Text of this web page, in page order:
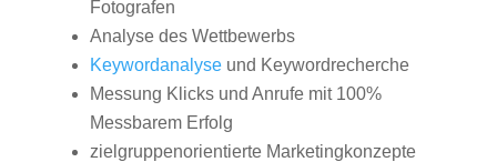
Fotografen
Analyse des Wettbewerbs
Keywordanalyseund Keywordrecherche
Messung Klicks und Anrufe mit 100%
Messbarem Erfolg
zielgruppenorientierte Marketingkonzepte